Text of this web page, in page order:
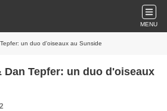
MENU
un duo d'oiseaux au Sunside
Dan Tepfer: un duo d'oiseaux